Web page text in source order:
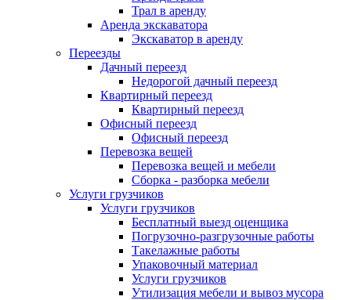
Трал в аренду
Аренда экскаватора
Экскаватор в аренду
Переезды
Дачный переезд
Недорогой дачный переезд
Квартирный переезд
Квартирный переезд
Офисный переезд
Офисный переезд
Перевозка вещей
Перевозка вещей и мебели
Сборка - разборка мебели
Услуги грузчиков
Услуги грузчиков
Бесплатный выезд оценщика
Погрузочно-разгрузочные работы
Такелажные работы
Упаковочный материал
Услуги грузчиков
Утилизация мебели и вывоз мусора